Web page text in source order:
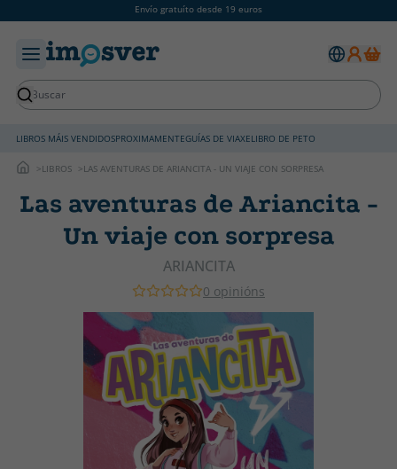
Envío gratuíto desde 19 euros
LIBROS MÁIS VENDIDOSPROXIMAMENTEGUÍAS DE VIAXELIBRO DE PETO
LIBROS LAS AVENTURAS DE ARIANCITA - UN VIAJE CON SORPRESA
Las aventuras de Ariancita -
Un viaje con sorpresa
ARIANCITA
0 opinións